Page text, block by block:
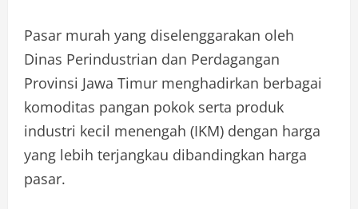
Pasar murah yang diselenggarakan oleh
Dinas Perindustrian dan Perdagangan
Provinsi Jawa Timur menghadirkan berbagai
komoditas pangan pokok serta produk
industri kecil menengah (IKM) dengan harga
yang lebih terjangkau dibandingkan harga
pasar.